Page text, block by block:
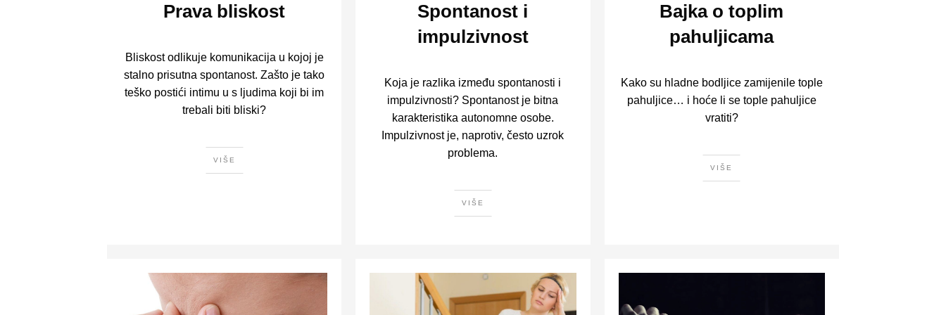
Prava bliskost
Bliskost odlikuje komunikacija u kojoj je
stalno prisutna spontanost. Zašto je tako
teško postići intimu u s ljudima koji bi im
trebali biti bliski?
VIŠE
Spontanost i
impulzivnost
Koja je razlika između spontanosti i
impulzivnosti? Spontanost je bitna
karakteristika autonomne osobe.
Impulzivnost je, naprotiv, često uzrok
problema.
VIŠE
Bajka o toplim
pahuljicama
Kako su hladne bodljice zamijenile tople
pahuljice… i hoće li se tople pahuljice
vratiti?
VIŠE